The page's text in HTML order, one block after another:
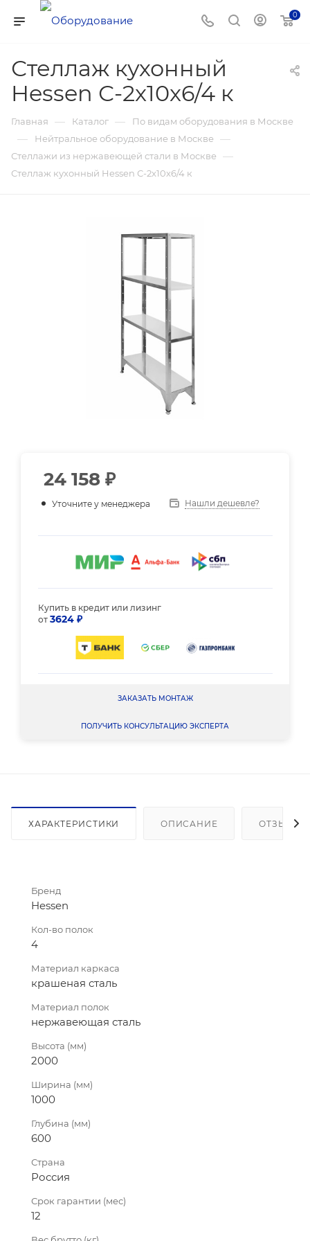
0
Стеллаж кухонный
Hessen С-2x10x6/4 к
Главная — Каталог — По видам оборудования в Москве
— Нейтральное оборудование в Москве —
Стеллажи из нержавеющей стали в Москве —
Стеллаж кухонный Hessen С-2x10x6/4 к
24 158 ₽
Уточните у менеджера Нашли дешевле?
Купить в кредит или лизинг
от 3624 ₽
ЗАКАЗАТЬ МОНТАЖ
ПОЛУЧИТЬ КОНСУЛЬТАЦИЮ ЭКСПЕРТА
ХАРАКТЕРИСТИКИ ОПИСАНИЕ ОТЗЫВЫ
Бренд
Hessen
Кол-во полок
4
Материал каркаса
крашеная сталь
Материал полок
нержавеющая сталь
Высота (мм)
2000
Ширина (мм)
1000
Глубина (мм)
600
Страна
Россия
Срок гарантии (мес)
12